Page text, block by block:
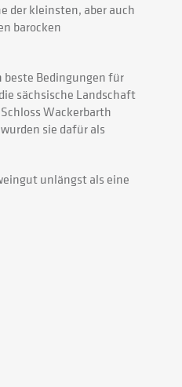
der kleinsten, aber auch
barocken
Bedingungen für
sächsische Landschaft
Wackerbarth
sie dafür als
unlängst als eine